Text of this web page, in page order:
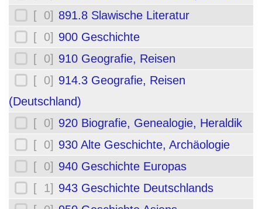
[ 0] 891.8 Slawische Literatur
[ 0] 900 Geschichte
[ 0] 910 Geografie, Reisen
[ 0] 914.3 Geografie, Reisen
(Deutschland)
[ 0] 920 Biografie, Genealogie, Heraldik
[ 0] 930 Alte Geschichte, Archäologie
[ 0] 940 Geschichte Europas
[ 1] 943 Geschichte Deutschlands